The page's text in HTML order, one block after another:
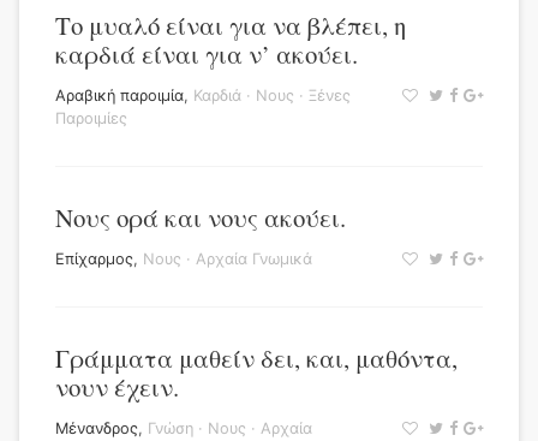
Το μυαλό είναι για να βλέπει, η
καρδιά είναι για ν’ ακούει.
Αραβική παροιμία, Καρδιά · Νους · Ξένες
Παροιμίες
Νους ορά και νους ακούει.
Επίχαρμος, Νους · Αρχαία Γνωμικά
Γράμματα μαθείν δει, και, μαθόντα,
νουν έχειν.
Μένανδρος, Γνώση · Νους · Αρχαία